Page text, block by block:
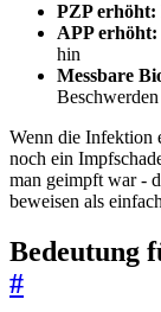
PZP erhöht:
APP erhöht:
hin
Messbare
Beschwerden
Wenn die Infektion
noch ein
man geimpft war -
beweisen als
Bedeutung
#